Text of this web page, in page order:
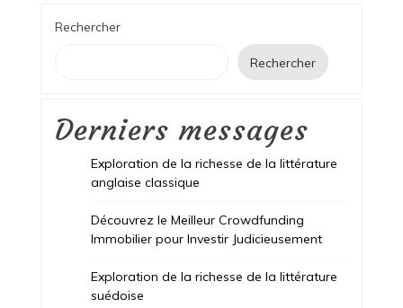
Rechercher
Rechercher
Derniers messages
Exploration de la richesse de la littérature
anglaise classique
Découvrez le Meilleur Crowdfunding
Immobilier pour Investir Judicieusement
Exploration de la richesse de la littérature
suédoise